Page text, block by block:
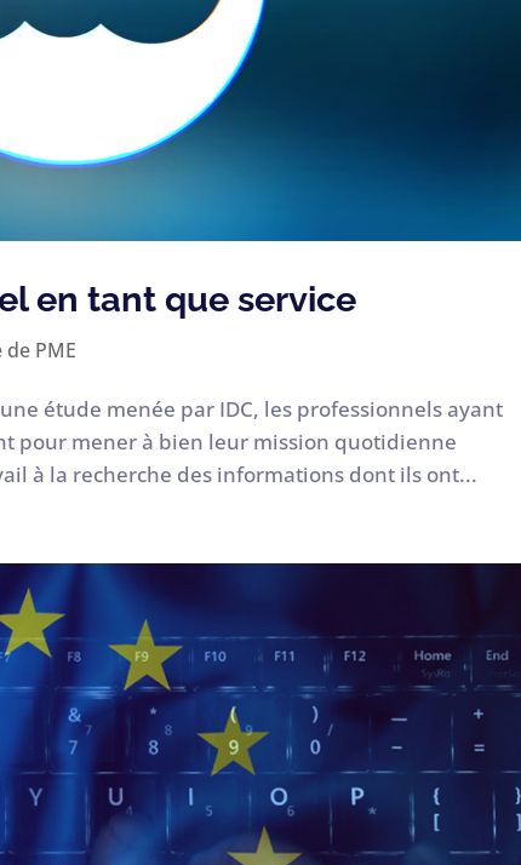
en tant que service
de PME
étude menée par IDC, les professionnels ayant
pour mener à bien leur mission quotidienne
à la recherche des informations dont ils ont...